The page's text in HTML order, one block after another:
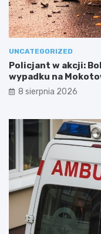
UNCATEGORIZED
Policjant w akcji:
wypadku na
8 sierpnia 2026